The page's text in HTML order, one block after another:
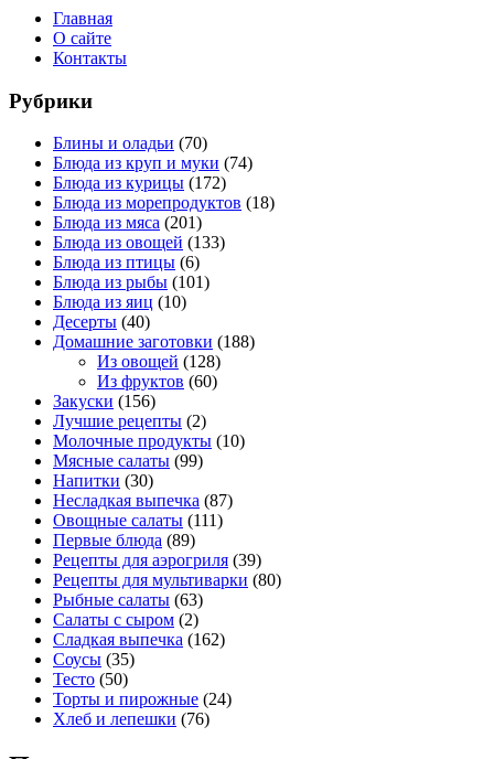
Главная
О сайте
Контакты
Рубрики
Блины и оладьи (70)
Блюда из круп и муки (74)
Блюда из курицы (172)
Блюда из морепродуктов (18)
Блюда из мяса (201)
Блюда из овощей (133)
Блюда из птицы (6)
Блюда из рыбы (101)
Блюда из яиц (10)
Десерты (40)
Домашние заготовки (188)
Из овощей (128)
Из фруктов (60)
Закуски (156)
Лучшие рецепты (2)
Молочные продукты (10)
Мясные салаты (99)
Напитки (30)
Несладкая выпечка (87)
Овощные салаты (111)
Первые блюда (89)
Рецепты для аэрогриля (39)
Рецепты для мультиварки (80)
Рыбные салаты (63)
Салаты с сыром (2)
Сладкая выпечка (162)
Соусы (35)
Тесто (50)
Торты и пирожные (24)
Хлеб и лепешки (76)